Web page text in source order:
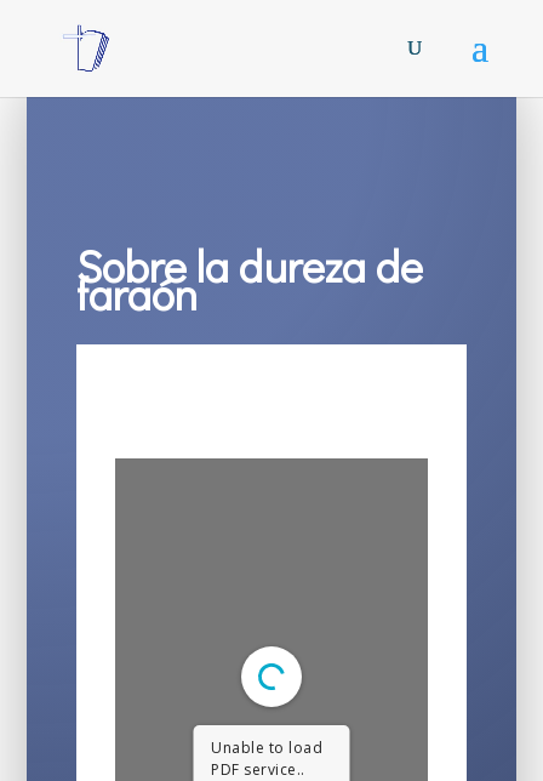
Sobre la dureza de
faraón
Unable to load
PDF service..